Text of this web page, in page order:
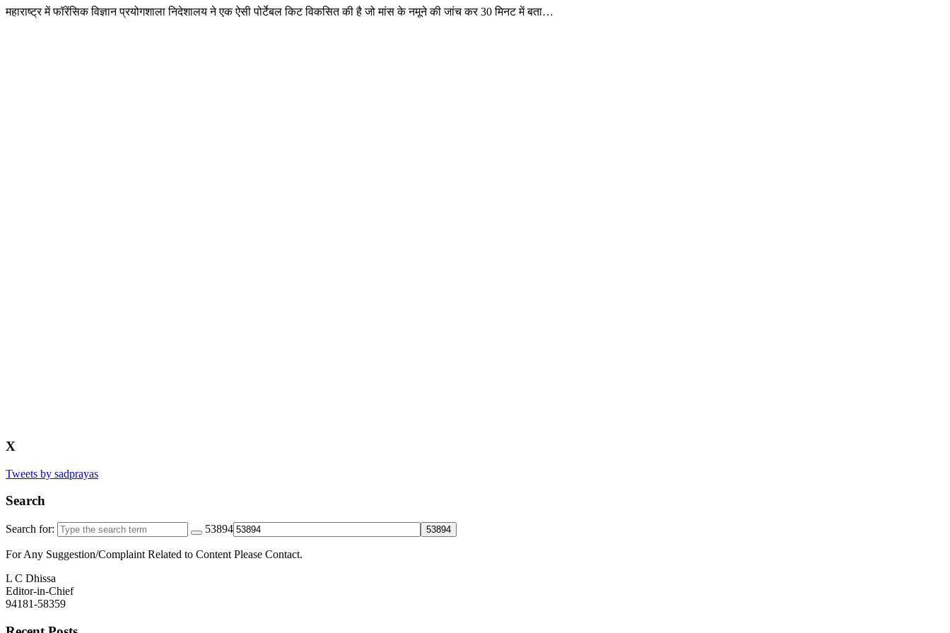
महाराष्‍ट्र में फॉरेंसिक विज्ञान प्रयोगशाला निदेशालय ने एक ऐसी पोर्टेबल किट विकसित की है जो मांस के नमूने की जांच कर 30 मिनट में बता…
X
Tweets by sadprayas
Search
Search for: 53894
For Any Suggestion/Complaint Related to Content Please Contact.
L C Dhissa
Editor-in-Chief
94181-58359